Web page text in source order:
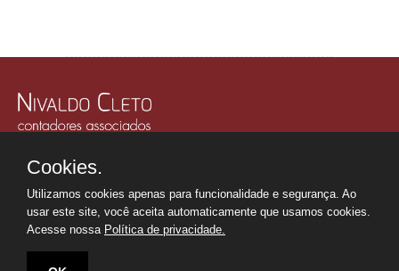
Edifício Memorial Office Building - São Paulo - SP
Tel.: +55 112507-6249
Whatsapp: +55 1198669-0107
secretaria@nivaldocleto.cnt.br
Cookies.
Utilizamos cookies apenas para funcionalidade e segurança. Ao
usar este site, você aceita automaticamente que usamos cookies.
Acesse nossa Política de privacidade.